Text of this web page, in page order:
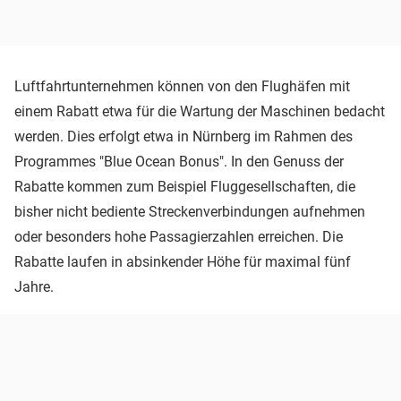
Luftfahrtunternehmen können von den Flughäfen mit
einem Rabatt etwa für die Wartung der Maschinen bedacht
werden. Dies erfolgt etwa in Nürnberg im Rahmen des
Programmes "Blue Ocean Bonus". In den Genuss der
Rabatte kommen zum Beispiel Fluggesellschaften, die
bisher nicht bediente Streckenverbindungen aufnehmen
oder besonders hohe Passagierzahlen erreichen. Die
Rabatte laufen in absinkender Höhe für maximal fünf
Jahre.